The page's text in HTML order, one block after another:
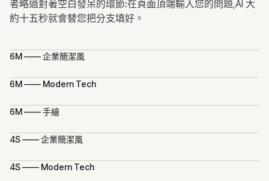
者略過對著空白發呆的環節:在頁面頂端輸入您的問題,AI 大
約十五秒就會替您把分支填好。
6M —— 企業簡潔風
6M —— Modern Tech
6M —— 手繪
4S —— 企業簡潔風
4S —— Modern Tech